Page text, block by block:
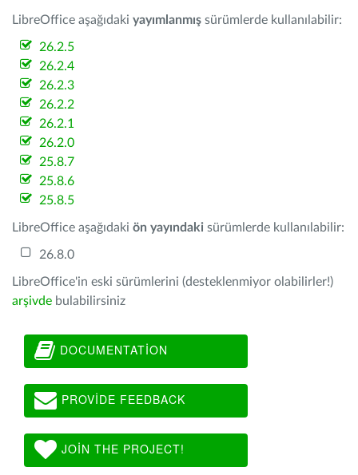
LibreOffice aşağıdaki yayımlanmış sürümlerde kullanılabilir:
26.2.5
26.2.4
26.2.3
26.2.2
26.2.1
26.2.0
25.8.7
25.8.6
25.8.5
LibreOffice aşağıdaki ön yayındaki sürümlerde kullanılabilir:
26.8.0
LibreOffice'in eski sürümlerini (desteklenmiyor olabilirler!)
arşivde bulabilirsiniz
DOCUMENTATION
PROVIDE FEEDBACK
JOIN THE PROJECT!